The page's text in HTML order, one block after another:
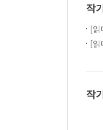
6월 민
역사에
창조적
작
[읽
[읽
작